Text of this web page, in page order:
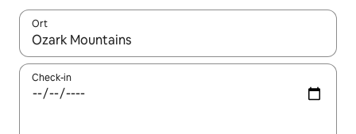
Ort
Wenn Ergebnisse verfügbar sind, navigiere mit den
Check-in